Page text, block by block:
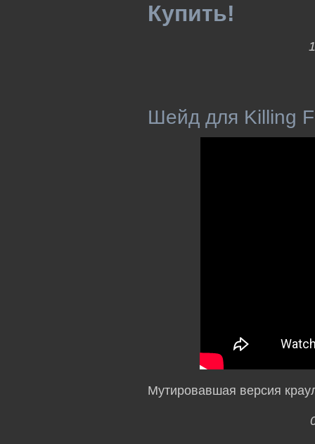
Купить!
Шейд для Killing
Мутировавшая версия